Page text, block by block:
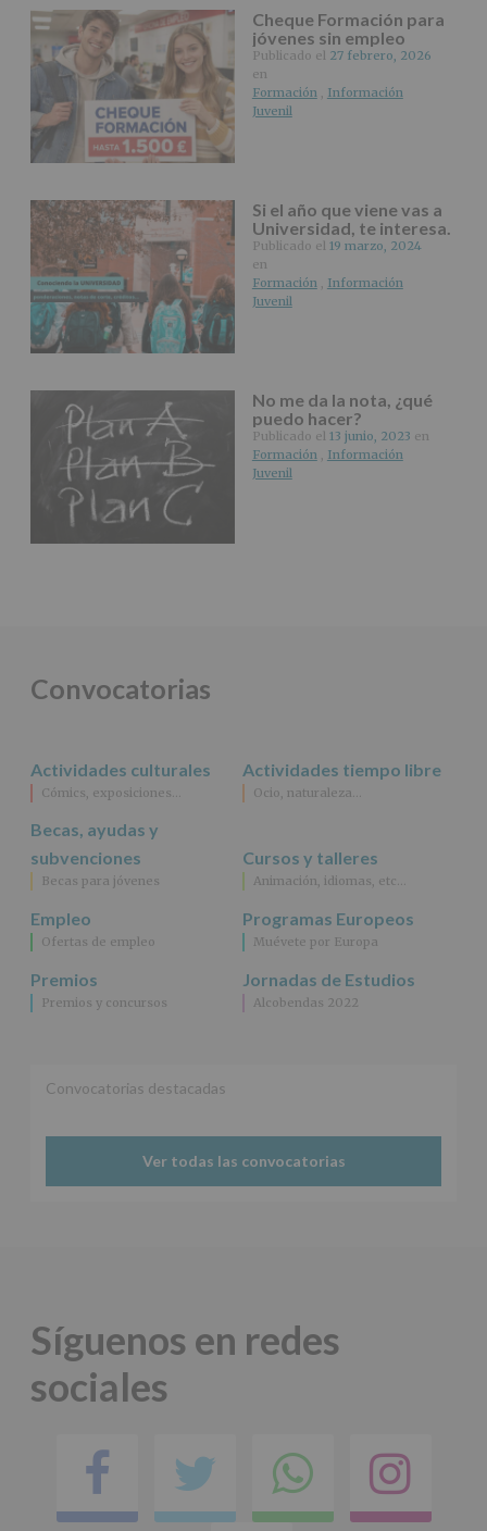
apartado
Aquí
Protegemos
tus
Datos
de
nuestra
página
web:
*
Obligatorio
Cheque Formación para
jóvenes sin empleo
Publicado el 27 febrero, 2026
en
Formación
Información
Juvenil
Si el año que viene vas a
Universidad, te interesa.
Publicado el 19 marzo, 2024
en
Formación, Información
Juvenil
No me da la nota, ¿qué
puedo hacer?
Publicado el 13 junio, 2023 en
Formación, Información
Juvenil
Convocatorias
Actividades culturales
Cómics, exposiciones…
Actividades tiempo libre
Ocio, naturaleza…
Becas, ayudas y
subvenciones
Becas para jóvenes
Cursos y talleres
Animación, idiomas, etc…
Empleo
Ofertas de empleo
Programas Europeos
Muévete por Europa
Premios
Premios y concursos
Jornadas de Estudios
Alcobendas 2022
Convocatorias destacadas
Ver todas las convocatorias
Síguenos en redes
sociales
Facebook
Twitter
en